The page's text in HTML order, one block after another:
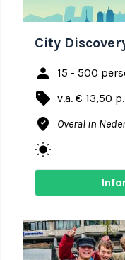
City
person 15 - 500
local_offer v.a. € 13,50
where_to_vote Overal in
wb_sunny